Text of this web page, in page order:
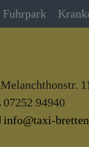
Fuhrpark
Melanchthonstr.
07252 94940
info@taxi-